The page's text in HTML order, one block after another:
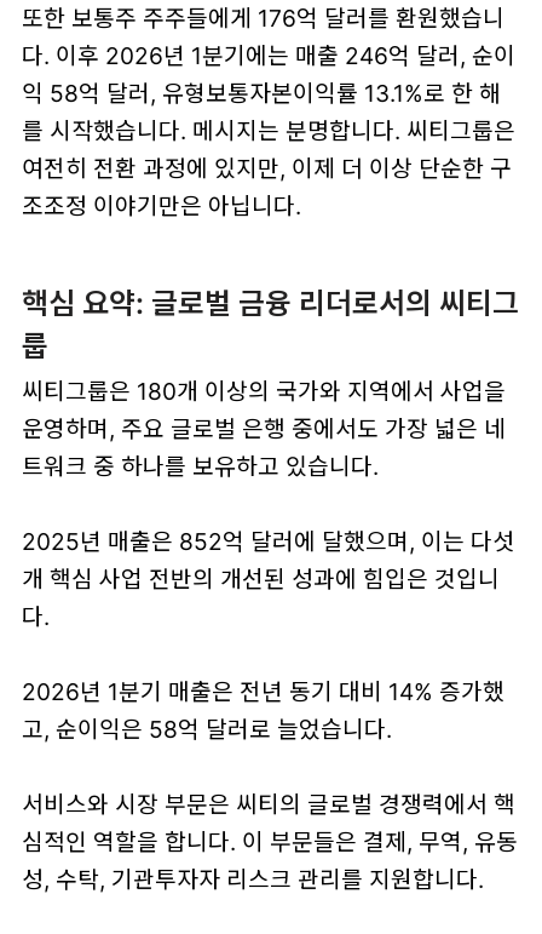
또한 보통주 주주들에게 176억 달러를 환원했습니
다. 이후 2026년 1분기에는 매출 246억 달러, 순이
익 58억 달러, 유형보통자본이익률 13.1%로 한 해
를 시작했습니다. 메시지는 분명합니다. 씨티그룹은
여전히 전환 과정에 있지만, 이제 더 이상 단순한 구
조조정 이야기만은 아닙니다.
핵심 요약: 글로벌 금융 리더로서의 씨티그
룹
씨티그룹은 180개 이상의 국가와 지역에서 사업을
운영하며, 주요 글로벌 은행 중에서도 가장 넓은 네
트워크 중 하나를 보유하고 있습니다.
2025년 매출은 852억 달러에 달했으며, 이는 다섯
개 핵심 사업 전반의 개선된 성과에 힘입은 것입니
다.
2026년 1분기 매출은 전년 동기 대비 14% 증가했
고, 순이익은 58억 달러로 늘었습니다.
서비스와 시장 부문은 씨티의 글로벌 경쟁력에서 핵
심적인 역할을 합니다. 이 부문들은 결제, 무역, 유동
성, 수탁, 기관투자자 리스크 관리를 지원합니다.